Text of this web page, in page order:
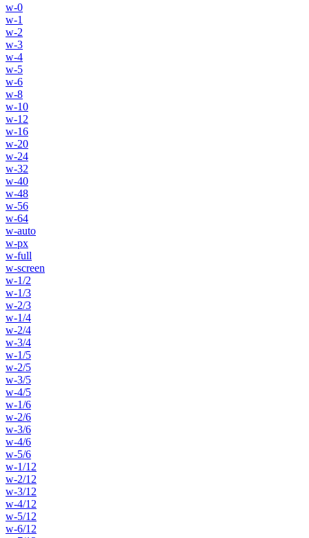
w-0
w-1
w-2
w-3
w-4
w-5
w-6
w-8
w-10
w-12
w-16
w-20
w-24
w-32
w-40
w-48
w-56
w-64
w-auto
w-px
w-full
w-screen
w-1/2
w-1/3
w-2/3
w-1/4
w-2/4
w-3/4
w-1/5
w-2/5
w-3/5
w-4/5
w-1/6
w-2/6
w-3/6
w-4/6
w-5/6
w-1/12
w-2/12
w-3/12
w-4/12
w-5/12
w-6/12